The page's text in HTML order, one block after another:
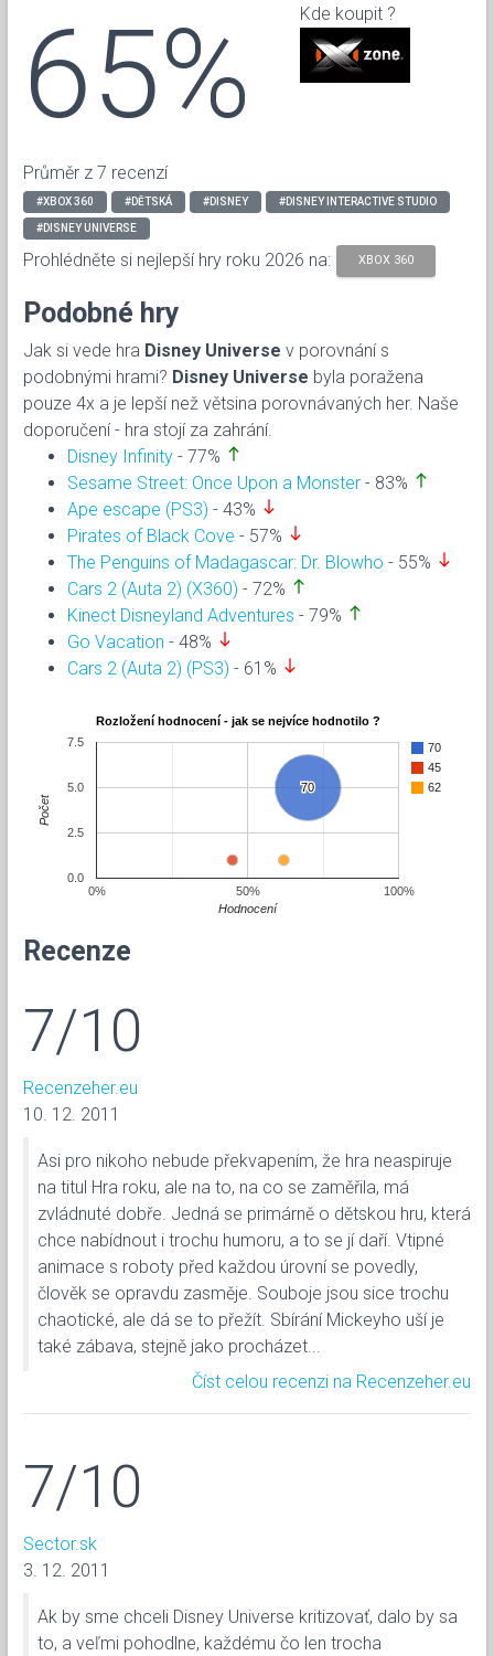
65%
Průměr z 7 recenzí
Kde koupit ?
#XBOX 360 #DĚTSKÁ #DISNEY #DISNEY INTERACTIVE STUDIO
#DISNEY UNIVERSE
Prohlédněte si nejlepší hry roku 2026 na: XBOX 360
Podobné hry
Jak si vede hra Disney Universe v porovnání s
podobnými hrami? Disney Universe byla poražena
pouze 4x a je lepší než větsina porovnávaných her. Naše
doporučení - hra stojí za zahrání.
Disney Infinity - 77% north
Sesame Street: Once Upon a Monster - 83% north
Ape escape (PS3) - 43% south
Pirates of Black Cove - 57% south
The Penguins of Madagascar: Dr. Blowho - 55% south
Cars 2 (Auta 2) (X360) - 72% north
Kinect Disneyland Adventures - 79% north
Go Vacation - 48% south
Cars 2 (Auta 2) (PS3) - 61% south
Rozložení hodnocení - jak se nejvíce hodnotilo ?
70
45
62
70
70
0% 50% 100%
0.0
2.5
5.0
7.5
Hodnocení
Počet
Recenze
7/10
Recenzeher.eu
10. 12. 2011
Asi pro nikoho nebude překvapením, že hra neaspiruje
na titul Hra roku, ale na to, na co se zaměřila, má
zvládnuté dobře. Jedná se primárně o dětskou hru, která
chce nabídnout i trochu humoru, a to se jí daří. Vtipné
animace s roboty před každou úrovní se povedly,
člověk se opravdu zasměje. Souboje jsou sice trochu
chaotické, ale dá se to přežít. Sbírání Mickeyho uší je
také zábava, stejně jako procházet...
Číst celou recenzi na Recenzeher.eu
7/10
Sector.sk
3. 12. 2011
Ak by sme chceli Disney Universe kritizovať, dalo by sa
to, a veľmi pohodlne, každému čo len trocha